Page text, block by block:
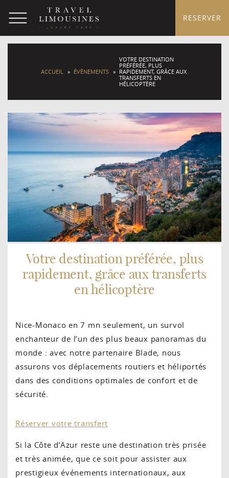
RESERVER
ACCUEIL » ÉVÈNEMENTS »
VOTRE DESTINATION
PRÉFÉRÉE, PLUS
RAPIDEMENT, GRÂCE AUX
TRANSFERTS EN
HÉLICOPTÈRE
Votre destination préférée, plus
rapidement, grâce aux transferts
en hélicoptère
Nice-Monaco en 7 mn seulement, un survol
enchanteur de l’un des plus beaux panoramas du
monde : avec notre partenaire Blade, nous
assurons vos déplacements routiers et héliportés
dans des conditions optimales de confort et de
sécurité.
Réserver votre transfert
Si la Côte d’Azur reste une destination très prisée
et très animée, que ce soit pour assister aux
prestigieux événements internationaux, aux